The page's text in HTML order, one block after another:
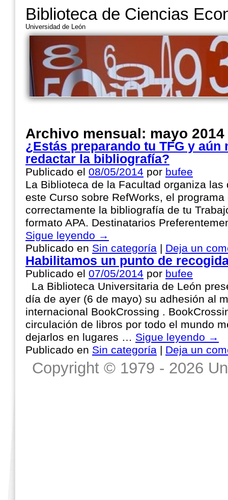
Biblioteca de Ciencias
Universidad de León
Archivo mensual: mayo 2014
¿Estás preparando tu TFG y aún
redactar la bibliografía?
Publicado el 08/05/2014 por bufee
La Biblioteca de la Facultad organiza
este Curso sobre RefWorks, el
correctamente la bibliografía de tu
formato APA. Destinatarios
Sigue leyendo →
Publicado en Sin categoría | Deja un
Habilitamos un punto de
Publicado el 07/05/2014 por bufee
La Biblioteca Universitaria de León
día de ayer (6 de mayo) su adhesión al
internacional BookCrossing .
circulación de libros por todo el mundo
dejarlos en lugares … Sigue leyendo →
Publicado en Sin categoría | Deja un
Copyright © 1979 - 2026